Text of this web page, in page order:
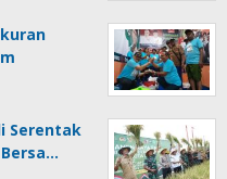
Serentak